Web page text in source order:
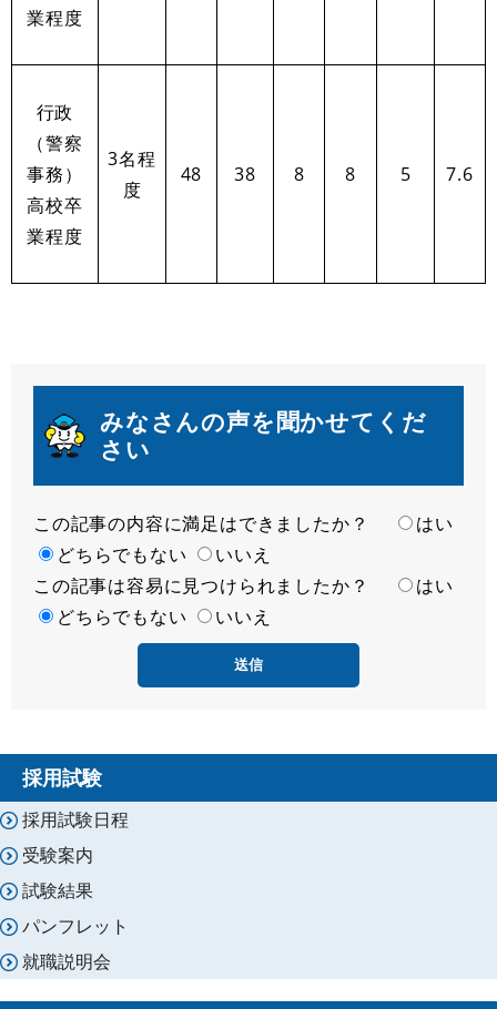
業程度
行政
（警察
事務）
高校卒
業程度
3名程
度
48 38 8 8 5 7.6
みなさんの声を聞かせてくだ
さい
満
足
度
この記事の内容に満足はできましたか？
はい
どちらでもない
いいえ
容
易
この記事は容易に見つけられましたか？
はい
どちらでもない
いいえ
採用試験
採用試験日程
受験案内
試験結果
パンフレット
就職説明会